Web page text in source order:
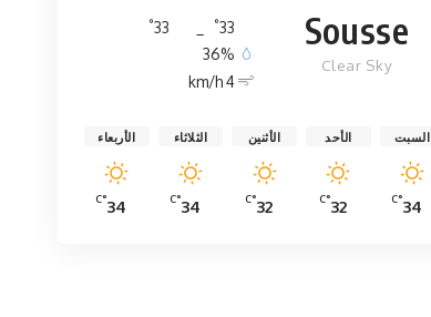
Sousse
Clear Sky
33
°
33
°
36%
4 km/h
السبت
34
°C
الأحد
32
°C
الأثنين
32
°C
الثلاثاء
34
°C
الأربعاء
34
°C